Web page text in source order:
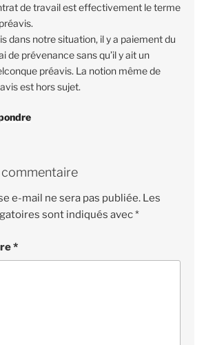
de travail est effectivement le terme
dans notre situation, il y a paiement du
de prévenance sans qu’il y ait un
préavis. La notion même de
est hors sujet.
commentaire
e-mail ne sera pas publiée. Les
sont indiqués avec*
*